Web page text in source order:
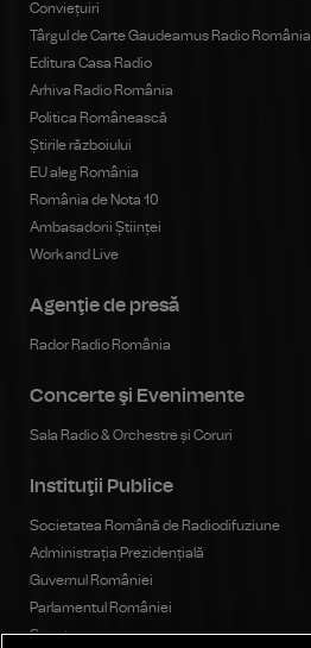
Conviețuiri
Târgul de Carte Gaudeamus Radio România
Editura Casa Radio
Arhiva Radio România
Politica Românească
Știrile războiului
EU aleg România
România de Nota 10
Ambasadorii Științei
Work and Live
Agenţie de presă
Rador Radio România
Concerte şi Evenimente
Sala Radio & Orchestre și Coruri
Instituţii Publice
Societatea Română de Radiodifuziune
Administrația Prezidențială
Guvernul României
Parlamentul României
Senat